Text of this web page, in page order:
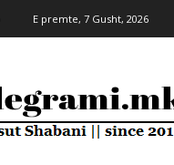
E premte, 7 Gusht, 2026